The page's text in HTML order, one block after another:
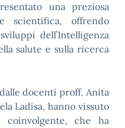
una preziosa
scientifica, offrendo
dell’Intelligenza
salute e sulla ricerca
docenti proff. Anita
Ladisa, hanno vissuto
coinvolgente, che ha